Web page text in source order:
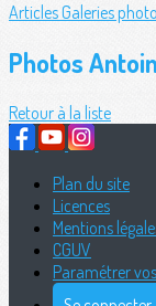
ArticlesGaleries
Photos
Retour à la liste
Plan du site
Licences
Mentions
CGUV
Paramétrer